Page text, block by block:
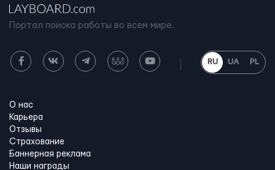
Портал поиска работы во всем мире.
RU UA PL
О нас
Карьера
Отзывы
Страхование
Баннерная реклама
Наши награды